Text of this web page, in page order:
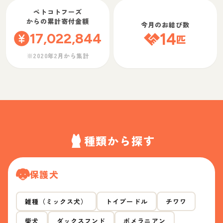
ペトコトフーズ
からの累計寄付金額
17,022,844
※2020年2月から集計
今月のお結び数
14匹
種類から探す
保護犬
雑種（ミックス犬） トイプードル チワワ
柴犬 ダックスフンド ポメラニアン